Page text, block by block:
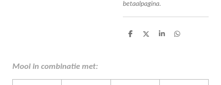
betaalpagina.
D
D
S
D
Mooi in combinatie met: